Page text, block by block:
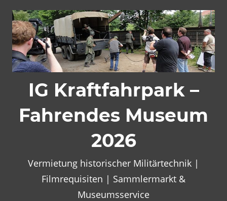
Inhalt
springen
IG Kraftfahrpark –
Fahrendes Museum
2026
Vermietung historischer Militärtechnik |
Filmrequisiten | Sammlermarkt &
Museumsservice